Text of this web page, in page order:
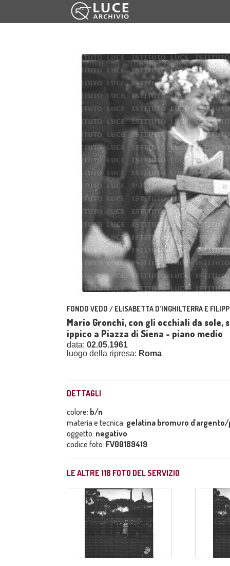
FONDO VEDO / ELISABETTA D'INGHILTERRA E
Mario Gronchi, con gli occhiali da
ippico a Piazza di Siena - piano medio
data: 02.05.1961
luogo della ripresa: Roma
DETTAGLI
colore: b/n
materia e tecnica: gelatina bromuro
oggetto: negativo
codice foto: FV00189419
LE ALTRE118 FOTO DEL SERVIZIO